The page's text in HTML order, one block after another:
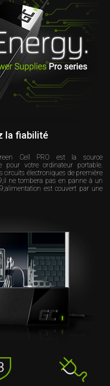
la fiabilité
Cell PRO est la source
pour votre ordinateur portable.
circuits électroniques de première
ne tombera pas en panne à un
est couvert par une